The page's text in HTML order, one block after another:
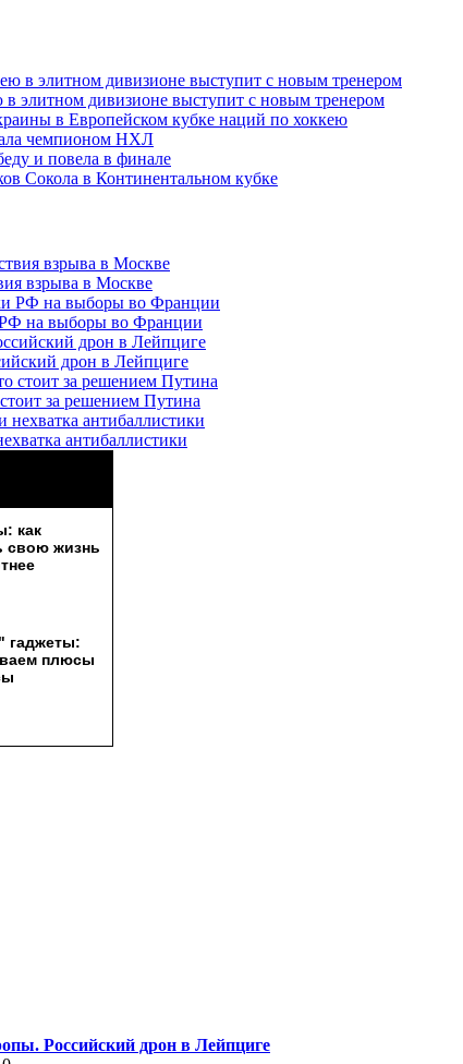
элитном дивизионе выступит с новым тренером
в Европейском кубке наций по хоккею
чемпионом НХЛ
и повела в финале
Сокола в Континентальном кубке
взрыва в Москве
РФ на выборы во Франции
дрон в Лейпциге
за решением Путина
антибаллистики
Российский дрон в Лейпциге